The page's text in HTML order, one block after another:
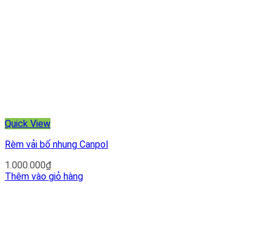
Quick View
Rèm vải bố nhung Canpol
1.000.000₫
Thêm vào giỏ hàng